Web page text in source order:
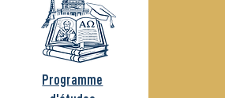
Programme